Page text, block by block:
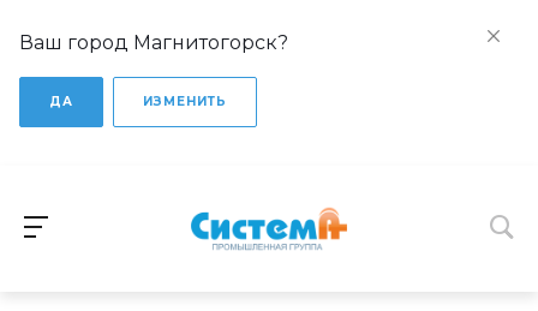
Ваш город Магнитогорск?
ДА ИЗМЕНИТЬ